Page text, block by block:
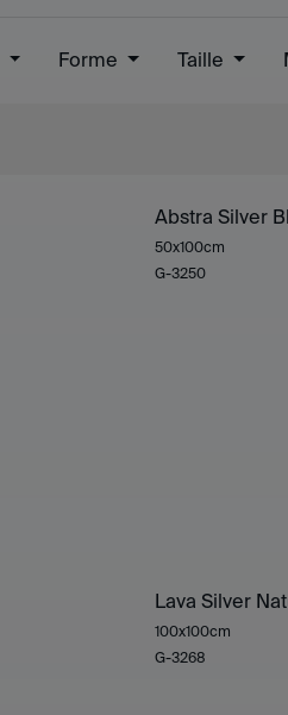
Forme Taille
Abstra Silver
50x100cm
G-3250
Lava Silver
100x100cm
G-3268